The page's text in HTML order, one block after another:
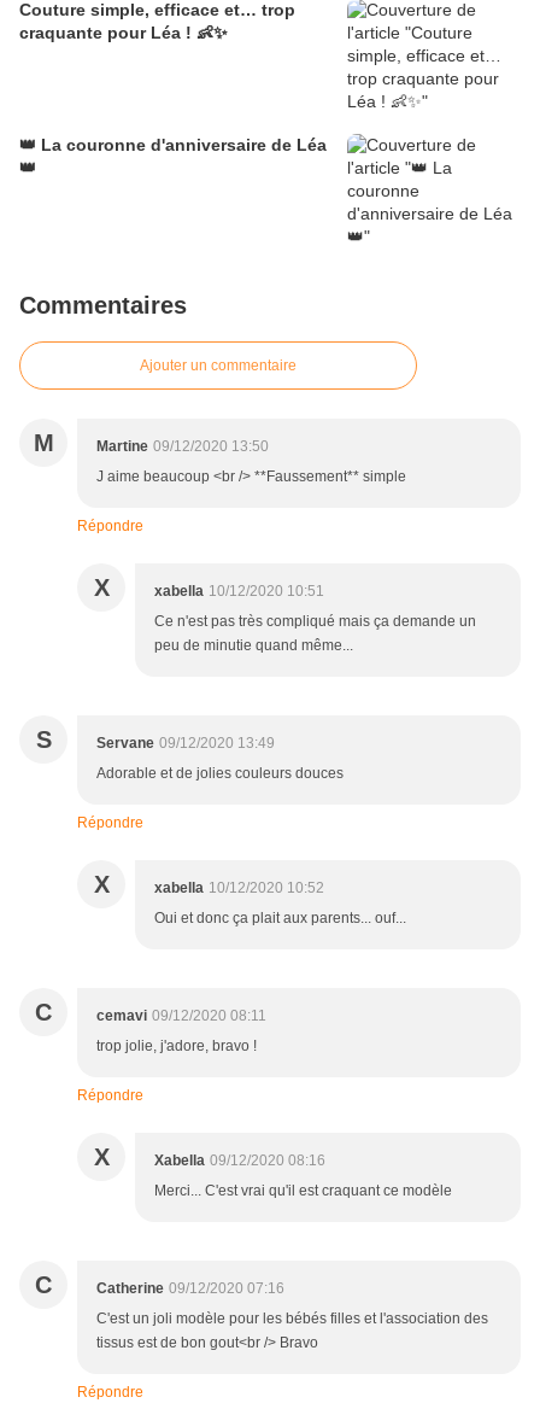
Couture simple, efficace et… trop
craquante pour Léa ! 👶✨
👑 La couronne d'anniversaire de Léa
👑
Commentaires
Ajouter un commentaire
M Martine 09/12/2020 13:50
J aime beaucoup <br /> **Faussement** simple
Répondre
X xabella 10/12/2020 10:51
Ce n'est pas très compliqué mais ça demande un
peu de minutie quand même...
S Servane 09/12/2020 13:49
Adorable et de jolies couleurs douces
Répondre
X xabella 10/12/2020 10:52
Oui et donc ça plait aux parents... ouf...
C cemavi 09/12/2020 08:11
trop jolie, j'adore, bravo !
Répondre
X Xabella 09/12/2020 08:16
Merci... C'est vrai qu'il est craquant ce modèle
C Catherine 09/12/2020 07:16
C'est un joli modèle pour les bébés filles et l'association des
tissus est de bon gout<br /> Bravo
Répondre